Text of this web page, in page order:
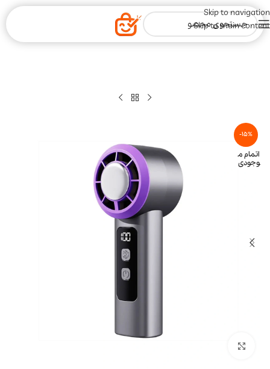
Skip to navigation
Skip to main content
-15%
اتمام م
وجودی